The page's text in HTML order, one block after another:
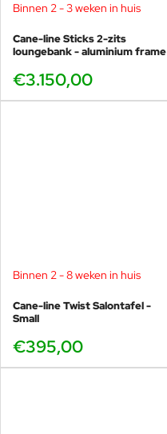
Binnen 2 - 3 weken in huis
Cane-line Sticks 2-zits
loungebank - aluminium frame
€3.150,00
Binnen 2 - 8 weken in huis
Cane-line Twist Salontafel -
Small
€395,00